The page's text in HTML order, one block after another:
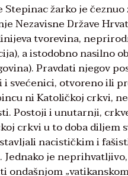
Stepinac žarko je
Nezavisne Države
tvorevina,
a istodobno nasilno
Pravdati njegov
i svećenici, otvoreno ili
ni Katoličkoj crkvi,
Postoji i unutarnji,
crkvi u to doba diljem
nacističkim i
Jednako je
ondašnjom